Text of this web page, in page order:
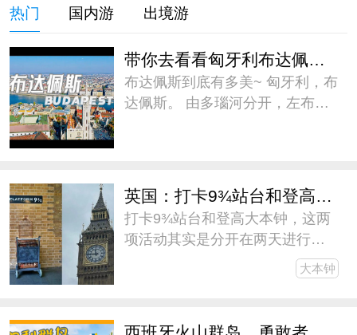
热门 国内游 出境游
布达佩斯到底有多美~ 匈牙利，布
达佩斯。 由多瑙河分开，左布达
带着微博去旅行##五一旅游日记#
英国：打卡9¾站台和登高大本钟
打卡9¾站台和登高大本钟，这两
项活动其实是分开在两天进行
的，为了缩减游记篇幅，我干脆
放一篇里写了。伦敦作为此次欧
但还是见缝插针地安排了一些V这
大本钟